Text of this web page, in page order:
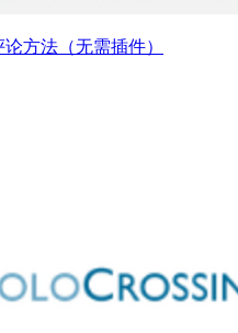
方法（无需插件）